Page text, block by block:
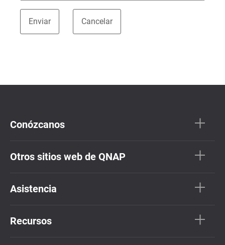
Conózcanos
Otros sitios web de QNAP
Asistencia
Recursos